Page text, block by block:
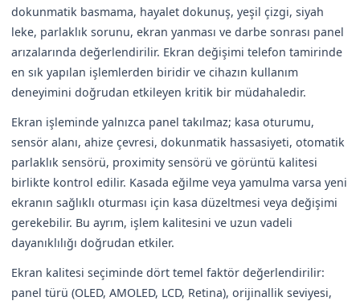
dokunmatik basmama, hayalet dokunuş, yeşil çizgi, siyah
leke, parlaklık sorunu, ekran yanması ve darbe sonrası panel
arızalarında değerlendirilir. Ekran değişimi telefon tamirinde
en sık yapılan işlemlerden biridir ve cihazın kullanım
deneyimini doğrudan etkileyen kritik bir müdahaledir.
Ekran işleminde yalnızca panel takılmaz; kasa oturumu,
sensör alanı, ahize çevresi, dokunmatik hassasiyeti, otomatik
parlaklık sensörü, proximity sensörü ve görüntü kalitesi
birlikte kontrol edilir. Kasada eğilme veya yamulma varsa yeni
ekranın sağlıklı oturması için kasa düzeltmesi veya değişimi
gerekebilir. Bu ayrım, işlem kalitesini ve uzun vadeli
dayanıklılığı doğrudan etkiler.
Ekran kalitesi seçiminde dört temel faktör değerlendirilir:
panel türü (OLED, AMOLED, LCD, Retina), orijinallik seviyesi,